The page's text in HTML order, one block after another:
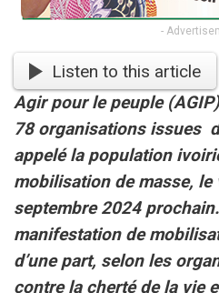
-
Listen to this article
Agir pour le peuple
78 organisations issues
appelé la population
mobilisation de masse, le
septembre 2024
manifestation de
d’une part, selon les
contre la cherté de la vie